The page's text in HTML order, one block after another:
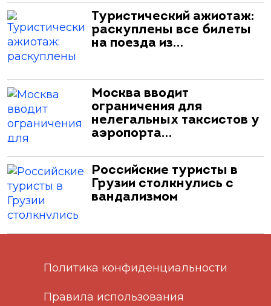
Туристический ажиотаж:
раскуплены все билеты
на поезда из…
Москва вводит
ограничения для
нелегальных таксистов у
аэропорта…
Российские туристы в
Грузии столкнулись с
вандализмом
Политика конфиденциальности
Правила использования